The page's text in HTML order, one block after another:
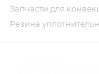
Запчасти для
Резина